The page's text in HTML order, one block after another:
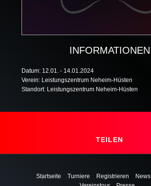
INFORMATIONEN
Datum: 12.01. - 14.01.2024
Verein: Leistungszentrum Neheim-Hüsten
Standort: Leistungszentrum Neheim-Hüsten
TEILEN
Startseite Turniere Registrieren News